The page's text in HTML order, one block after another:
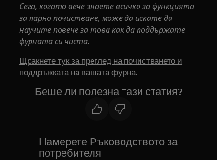
Сега, когато вече знаете всичко за функцията
за парно почистване, може да искате да
научите повече за това как да поддържате
фурната си чиста.
Щракнете тук за преглед на почистването и
поддръжката на вашата фурна.
Беше ли полезна тази статия?
Намерете Ръководството за
потребителя